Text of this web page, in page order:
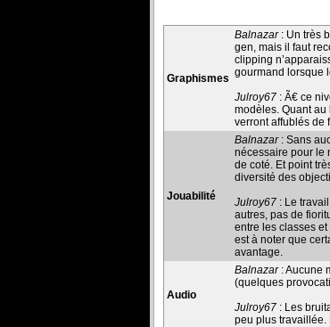
Graphismes
Balnazar: Un très
gen, mais il faut
clipping
gourmand lorsque
Julroy67 : Ã€ ce
modèles. Quant
verront affublés de
Jouabilité
Balnazar: Sans
nécessaire pour le
de coté. Et point
diversité des
Julroy67 : Le
autres, pas de
entre les classes
est à noter que
avantage.
Audio
Balnazar: Aucune
(quelques
Julroy67 : Les
peu plus travaillée.